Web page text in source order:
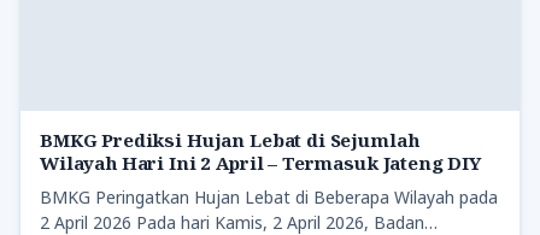
BMKG Prediksi Hujan Lebat di Sejumlah
Wilayah Hari Ini 2 April – Termasuk Jateng DIY
BMKG Peringatkan Hujan Lebat di Beberapa Wilayah pada
2 April 2026 Pada hari Kamis, 2 April 2026, Badan…